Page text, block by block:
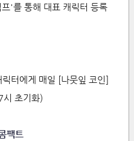
'를 통해 대표 캐릭터 등록
터에게 매일 [나뭇잎 코인]
시 초기화)
팩트